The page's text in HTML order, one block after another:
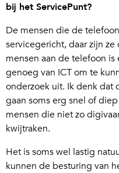
bij het ServicePunt?
De mensen die de
servicegericht, daar zijn
mensen aan de telefoon is
genoeg van ICT om te
onderzoek uit. Ik denk dat
gaan soms erg snel of
mensen die niet zo
kwijtraken.
Het is soms wel lastig
kunnen de besturing van